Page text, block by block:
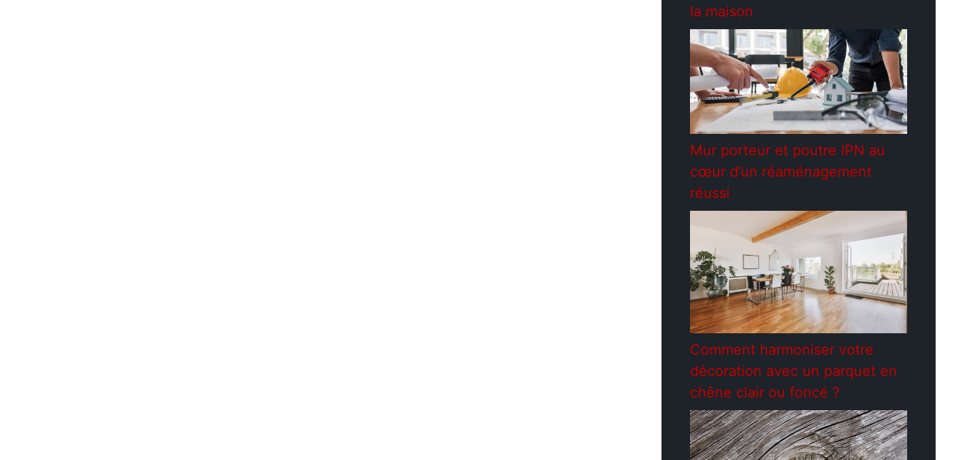
la maison
Mur porteur et poutre IPN au
cœur d’un réaménagement
réussi
Comment harmoniser votre
décoration avec un parquet en
chêne clair ou foncé ?